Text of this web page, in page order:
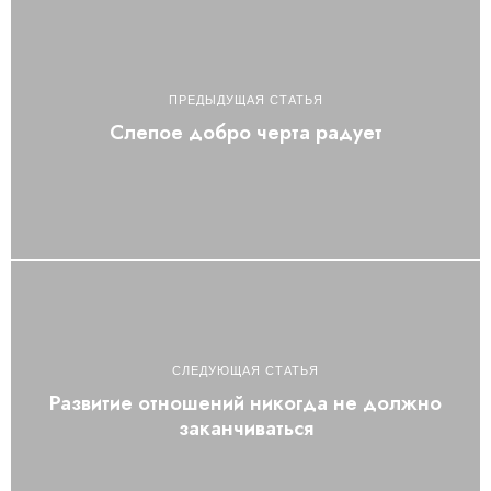
ПРЕДЫДУЩАЯ СТАТЬЯ
Слепое добро черта радует
СЛЕДУЮЩАЯ СТАТЬЯ
Развитие отношений никогда не должно
заканчиваться